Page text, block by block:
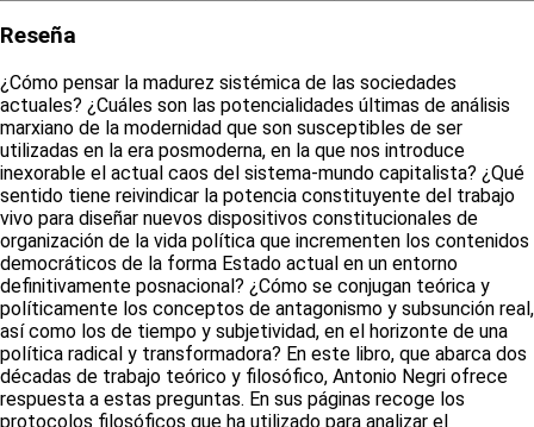
Reseña
¿Cómo pensar la madurez sistémica de las sociedades
actuales? ¿Cuáles son las potencialidades últimas de análisis
marxiano de la modernidad que son susceptibles de ser
utilizadas en la era posmoderna, en la que nos introduce
inexorable el actual caos del sistema-mundo capitalista? ¿Qué
sentido tiene reivindicar la potencia constituyente del trabajo
vivo para diseñar nuevos dispositivos constitucionales de
organización de la vida política que incrementen los contenidos
democráticos de la forma Estado actual en un entorno
definitivamente posnacional? ¿Cómo se conjugan teórica y
políticamente los conceptos de antagonismo y subsunción real,
así como los de tiempo y subjetividad, en el horizonte de una
política radical y transformadora? En este libro, que abarca dos
décadas de trabajo teórico y filosófico, Antonio Negri ofrece
respuesta a estas preguntas. En sus páginas recoge los
protocolos filosóficos que ha utilizado para analizar el